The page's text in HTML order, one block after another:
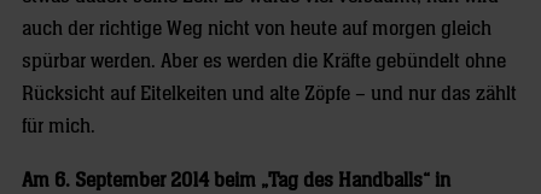
auch der richtige Weg nicht von heute auf morgen gleich
spürbar werden. Aber es werden die Kräfte gebündelt ohne
Rücksicht auf Eitelkeiten und alte Zöpfe – und nur das zählt
für mich.
Am 6. September 2014 beim „Tag des Handballs“ in